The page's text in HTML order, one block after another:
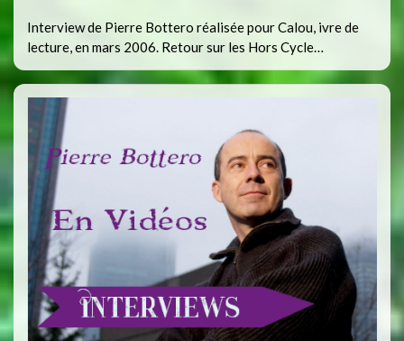
Interview de Pierre Bottero réalisée pour Calou, ivre de
lecture, en mars 2006. Retour sur les Hors Cycle…